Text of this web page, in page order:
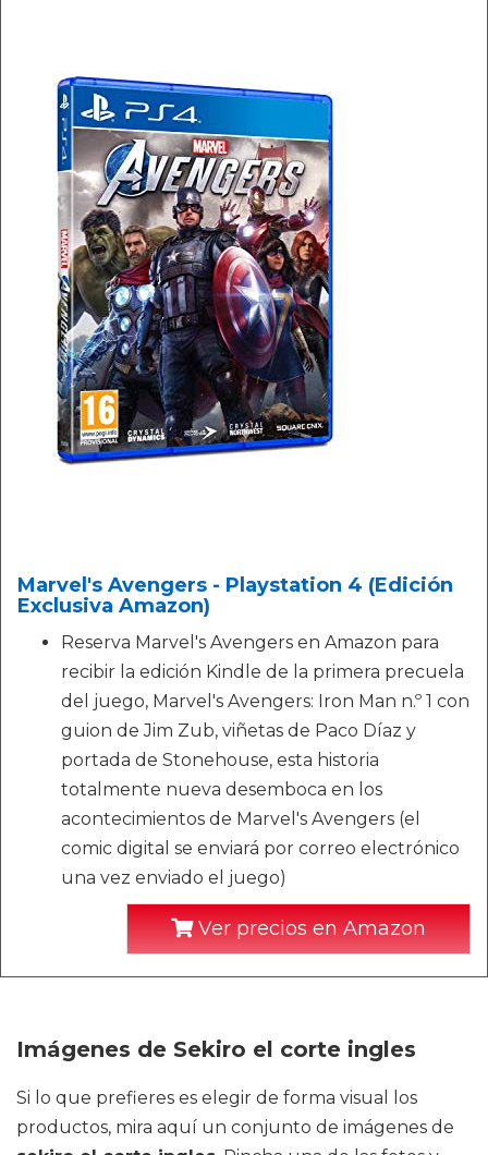
Marvel's Avengers - Playstation 4 (Edición
Exclusiva Amazon)
Reserva Marvel's Avengers en Amazon para
recibir la edición Kindle de la primera precuela
del juego, Marvel's Avengers: Iron Man n.º 1 con
guion de Jim Zub, viñetas de Paco Díaz y
portada de Stonehouse, esta historia
totalmente nueva desemboca en los
acontecimientos de Marvel's Avengers (el
comic digital se enviará por correo electrónico
una vez enviado el juego)
Ver precios en Amazon
Imágenes de Sekiro el corte ingles
Si lo que prefieres es elegir de forma visual los
productos, mira aquí un conjunto de imágenes de